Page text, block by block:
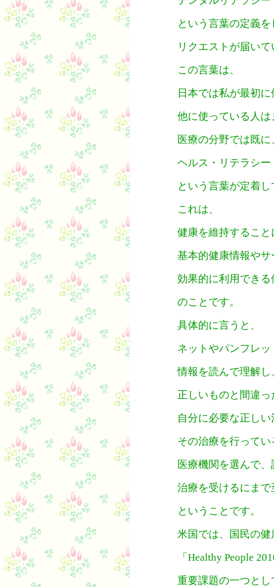
という言葉の定義
リクエストが届い
この言葉は、
日本では私が最初
他に使っている人
医療の分野では既に
ヘルス・リテラシー
という言葉が定着
これは、
健康を維持すること
基本的健康情報や
効果的に利用できる
のことです。
具体的に言うと、
ネットやパンフレ
情報を読んで理解し
正しいものと間違
自分に必要な正し
その治療を行ってい
医療機関を選んで
治療を受けるにまで
ということです。
米国では、国民の
「Healthy People
重要課題の一つとし